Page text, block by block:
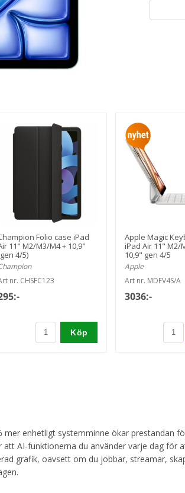
Folio case iPad
11" M2/M3/M4 + 10,9"
4/5)
nr. CHSFC123
Köp
Apple Magic
iPad Air 11" M2/
10,9" gen 4/5
Apple
Art nr. MDFV4S/A
3036:-
mer enhetligt systemminne ökar prestandan
AI-funktionerna du använder varje dag för
grafik, oavsett om du jobbar, streamar,